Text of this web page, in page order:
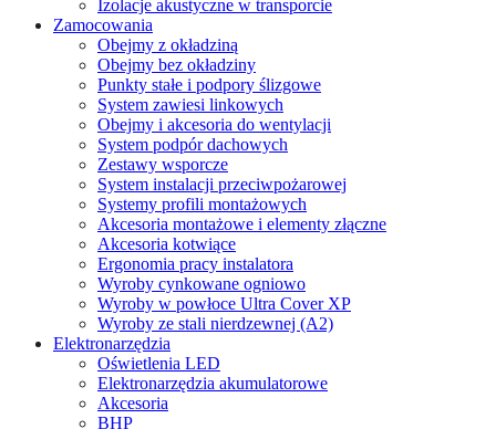
Izolacje akustyczne w transporcie
Zamocowania
Obejmy z okładziną
Obejmy bez okładziny
Punkty stałe i podpory ślizgowe
System zawiesi linkowych
Obejmy i akcesoria do wentylacji
System podpór dachowych
Zestawy wsporcze
System instalacji przeciwpożarowej
Systemy profili montażowych
Akcesoria montażowe i elementy złączne
Akcesoria kotwiące
Ergonomia pracy instalatora
Wyroby cynkowane ogniowo
Wyroby w powłoce Ultra Cover XP
Wyroby ze stali nierdzewnej (A2)
Elektronarzędzia
Oświetlenia LED
Elektronarzędzia akumulatorowe
Akcesoria
BHP